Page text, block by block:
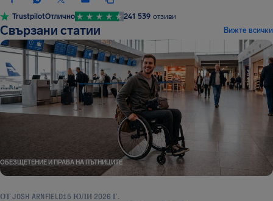
TrustpilotОтлично 241 539 отзиви
Свързани статии Вижте всички
ОБЕЗЩЕТЕНИЕ И ПРАВА НА ПЪТНИЦИТЕ
ОТ JOSH ARNFIELD15 ЮЛИ 2026 Г.